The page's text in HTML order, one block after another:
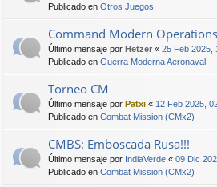
Publicado en Otros Juegos
Command Modern
Último mensaje por Hetzer « 25 Feb 2025,
Publicado en Guerra Moderna Aeronaval
Torneo CM
Último mensaje por Patxi « 12 Feb 2025,
Publicado en Combat Mission (CMx2)
CMBS: Emboscada Rusa!!!
Último mensaje por IndiaVerde « 09 Dic
Publicado en Combat Mission (CMx2)